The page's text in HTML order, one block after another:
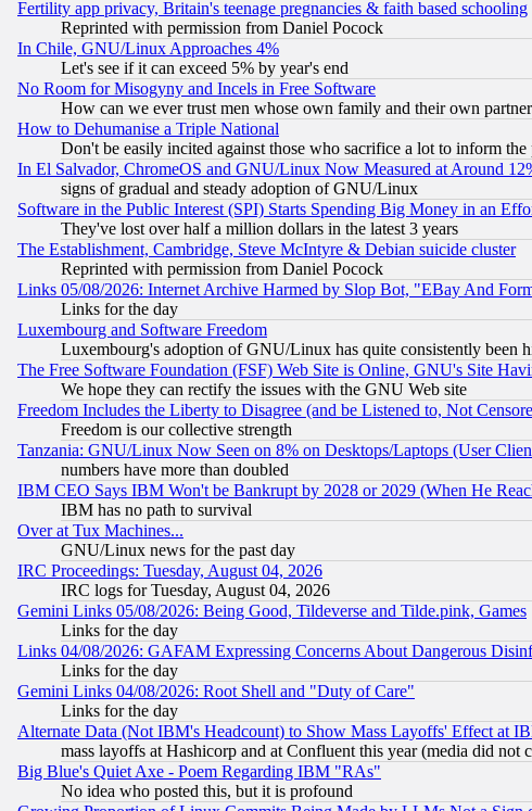
Fertility app privacy, Britain's teenage pregnancies & faith based schooling
Reprinted with permission from Daniel Pocock
In Chile, GNU/Linux Approaches 4%
Let's see if it can exceed 5% by year's end
No Room for Misogyny and Incels in Free Software
How can we ever trust men whose own family and their own
How to Dehumanise a Triple National
Don't be easily incited against those who sacrifice a lot to inform the
In El Salvador, ChromeOS and GNU/Linux Now Measured at Around
signs of gradual and steady adoption of GNU/Linux
Software in the Public Interest (SPI) Starts Spending Big Money in an
They've lost over half a million dollars in the latest 3 years
The Establishment, Cambridge, Steve McIntyre & Debian suicide cluster
Reprinted with permission from Daniel Pocock
Links 05/08/2026: Internet Archive Harmed by Slop Bot, "EBay And
Links for the day
Luxembourg and Software Freedom
Luxembourg's adoption of GNU/Linux has quite consistently been
The Free Software Foundation (FSF) Web Site is Online, GNU's Site
We hope they can rectify the issues with the GNU Web site
Freedom Includes the Liberty to Disagree (and be Listened to, Not
Freedom is our collective strength
Tanzania: GNU/Linux Now Seen on 8% on Desktops/Laptops (User
numbers have more than doubled
IBM CEO Says IBM Won't be Bankrupt by 2028 or 2029 (When He
IBM has no path to survival
Over at Tux Machines...
GNU/Linux news for the past day
IRC Proceedings: Tuesday, August 04, 2026
IRC logs for Tuesday, August 04, 2026
Gemini Links 05/08/2026: Being Good, Tildeverse and Tilde.pink, Games
Links for the day
Links 04/08/2026: GAFAM Expressing Concerns About Dangerous
Links for the day
Gemini Links 04/08/2026: Root Shell and "Duty of Care"
Links for the day
Alternate Data (Not IBM's Headcount) to Show Mass Layoffs' Effect at
mass layoffs at Hashicorp and at Confluent this year (media did not
Big Blue's Quiet Axe - Poem Regarding IBM "RAs"
No idea who posted this, but it is profound